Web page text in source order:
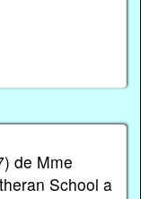
de Mme
School a